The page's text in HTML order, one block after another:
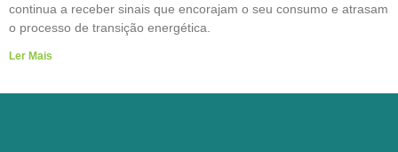
continua a receber sinais que encorajam o seu consumo e atrasam
o processo de transição energética.
Ler Mais